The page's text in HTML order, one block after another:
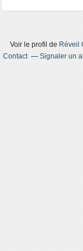
Voir le profil de Réveil
Contact
Signaler un